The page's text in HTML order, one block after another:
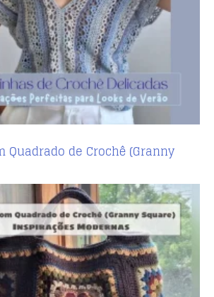
Quadrado de Crochê (Granny